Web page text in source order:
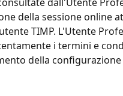
della sessione online
TIMP. L'Utente
i termini e
della configurazione